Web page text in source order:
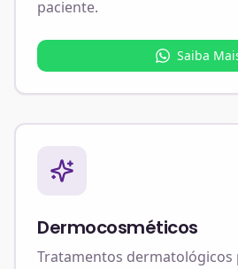
paciente.
Saiba
Dermocosméticos
Tratamentos dermatológicos